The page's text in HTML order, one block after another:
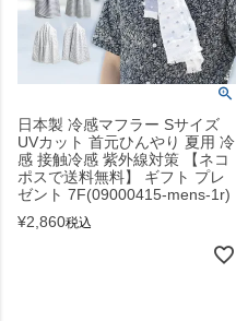
日本製 冷感マフラー Sサイズ
UVカット 首元ひんやり 夏用 冷
感 接触冷感 紫外線対策 【ネコ
ポスで送料無料】 ギフト プレ
ゼント 7F(09000415-mens-1r)
¥2,860税込